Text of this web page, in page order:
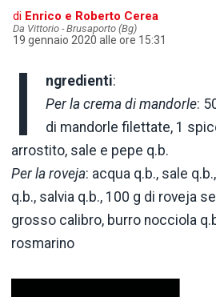
di Enrico e Roberto Cerea
Da Vittorio - Brusaporto (Bg)
19 gennaio 2020 alle ore 15:31
I ngredienti:
Per la crema di mandorle:
di mandorle filettate, 1
arrostito, sale e pepe q.b.
Per la roveja: acqua q.b., sale
q.b., salvia q.b., 100 g di roveja
grosso calibro, burro nocciola
rosmarino